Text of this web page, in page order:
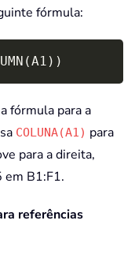
fórmula:
fórmula para a
COLUNA(A1) para
para a direita,
em B1:F1.
referências